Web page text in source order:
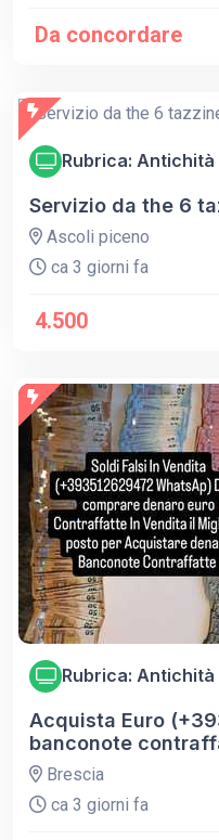
Da concordare
Rubrica: Antichità
Servizio da the 6
Ascoli piceno
ca 3 giorni fa
4.500
Rubrica: Antichità
Acquista Euro
banconote
Brescia
ca 3 giorni fa